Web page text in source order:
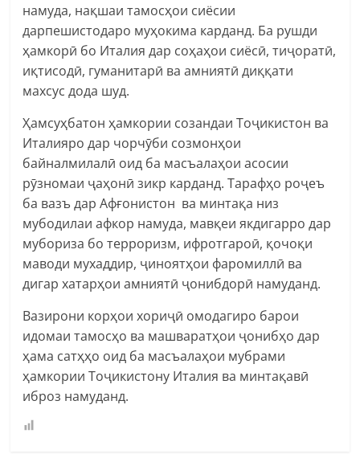
намуда, нақшаи тамосҳои сиёсии
дарпешистодаро муҳокима карданд. Ба рушди
ҳамкорӣ бо Италия дар соҳаҳои сиёсӣ, тиҷоратӣ,
иқтисодӣ, гуманитарӣ ва амниятӣ диққати
махсус дода шуд.
Ҳамсуҳбатон ҳамкории созандаи Тоҷикистон ва
Италияро дар чорчӯби созмонҳои
байналмилалӣ оид ба масъалаҳои асосии
рӯзномаи ҷаҳонӣ зикр карданд. Тарафҳо роҷеъ
ба вазъ дар Афғонистон ва минтақа низ
мубодилаи афкор намуда, мавқеи якдигарро дар
мубориза бо терроризм, ифротгароӣ, қочоқи
маводи мухаддир, ҷиноятҳои фаромиллӣ ва
дигар хатарҳои амниятӣ ҷонибдорӣ намуданд.
Вазирони корҳои хориҷӣ омодагиро барои
идомаи тамосҳо ва машваратҳои ҷонибҳо дар
ҳама сатҳҳо оид ба масъалаҳои мубрами
ҳамкории Тоҷикистону Италия ва минтақавӣ
иброз намуданд.